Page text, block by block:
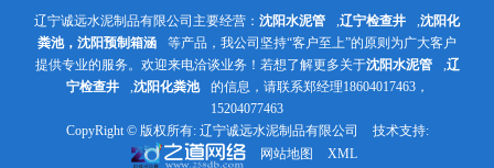
辽宁诚远水泥制品有限公司主要经营： 沈阳水泥管 ,辽宁检查井 ,沈阳化
粪池，沈阳预制箱涵
等产品，我公司坚持“客户至上”的原则为广大客户
提供专业的服务。欢迎来电洽谈业务！若想了解更多关于沈阳水泥管 ,辽
宁检查井
,沈阳化粪池
的信息，请联系郑经理18604017463，
15204077463
CopyRight © 版权所有: 辽宁诚远水泥制品有限公司
技术支持:
网站地图
XML